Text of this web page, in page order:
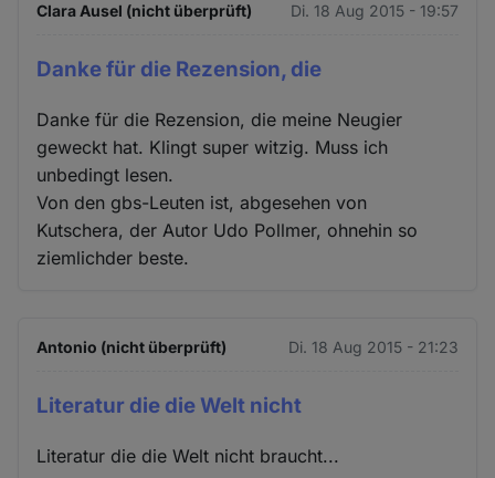
Clara Ausel (nicht überprüft) Di. 18 Aug 2015 - 19:57
Danke für die Rezension, die
Danke für die Rezension, die meine Neugier
geweckt hat. Klingt super witzig. Muss ich
unbedingt lesen.
Von den gbs-Leuten ist, abgesehen von
Kutschera, der Autor Udo Pollmer, ohnehin so
ziemlichder beste.
Antonio (nicht überprüft) Di. 18 Aug 2015 - 21:23
Literatur die die Welt nicht
Literatur die die Welt nicht braucht...